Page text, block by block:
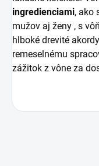
ingredienciami, ako
mužov aj ženy , s
hlboké drevité
remeselnému
zážitok z vône za